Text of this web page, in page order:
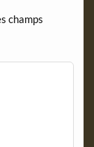
champs